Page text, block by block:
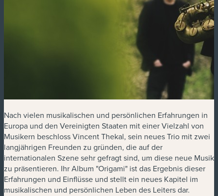
Nach vielen musikalischen und persönlichen Erfahrungen in
Europa und den Vereinigten Staaten mit einer Vielzahl von
Musikern beschloss Vincent Thekal, sein neues Trio mit zwei
langjährigen Freunden zu gründen, die auf der
internationalen Szene sehr gefragt sind, um diese neue Musik
zu präsentieren. Ihr Album "Origami" ist das Ergebnis dieser
Erfahrungen und Einflüsse und stellt ein neues Kapitel im
musikalischen und persönlichen Leben des Leiters dar.